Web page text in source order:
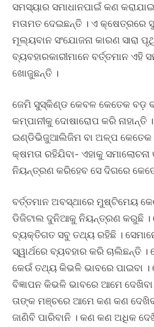
ସମସ୍ୟାର ସମାଧାନପାଇଁ କଣ
ମତାମତ ଦେଇଛନ୍ତି । ଏ
ମୂଲ୍ୟବାନ ସଂଯୋଜନା କାରଣ ସାରା
ବ୍ୟବହାରକାରୀମାନେ ବର୍ତ୍ତମାନ ଏହି
ଖୋଜୁଛନ୍ତି ।
ଜେମି ସୁସ୍କିଣ୍ଡ କେବଳ କେତେକ ବଡ଼
କମ୍ପାନୀକୁ ଦୋଷାରୋପ କରି ନାହାନ୍ତି ।
ଇଣ୍ଡିଭିଜୁଆଲିଜିମ ବା ଅଳ୍ପ କେତେକ
କ୍ଷମତା ରହିଯିବା- ଏହାକୁ
ନିୟନ୍ତ୍ରଣ କରିହେବ ସେ ଦିଗରେ
ବର୍ତ୍ତମାନ ଅବସ୍ଥାରେ ମୁଷ୍ଟିମେୟ
ଡିଜିଟାଲ ଦୁନିଆକୁ ନିୟନ୍ତ୍ରଣ କରୁଛି ।
ବ୍ୟକ୍ତିଗତ ସବୁ ତଥ୍ୟ ରହିଛି ।
ସ୍ୱାର୍ଥରେ ବ୍ୟବହାର କରି ଚାଲିଛନ୍ତି
କେଉଁ ତଥ୍ୟ କିଭଳି ଭାବରେ ପାଇବା ।
ବିଜ୍ଞାପନ କିଭଳି ଭାବରେ ଆମେ
ତାଙ୍କ ମଞ୍ଚରେ ଆମେ କଣ କଣ
ଜାଣିବି ପାରିବାନି । କଣ କଣ ଅଧିକ